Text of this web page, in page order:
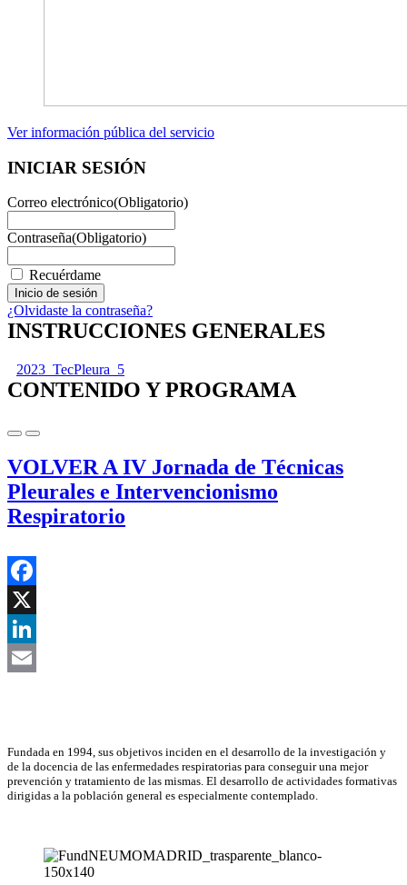
Ver información pública del servicio
INICIAR SESIÓN
Correo electrónico(Obligatorio)
Contraseña(Obligatorio)
Recuérdame
¿Olvidaste la contraseña?
INSTRUCCIONES GENERALES
2023_TecPleura_5
CONTENIDO Y PROGRAMA
VOLVER A IV Jornada de Técnicas
Pleurales e Intervencionismo
Respiratorio
Facebook
X
LinkedIn
Fundada en 1994, sus objetivos inciden en el desarrollo de la investigación y
de la docencia de las enfermedades respiratorias para conseguir una mejor
prevención y tratamiento de las mismas. El desarrollo de actividades formativas
dirigidas a la población general es especialmente contemplado.